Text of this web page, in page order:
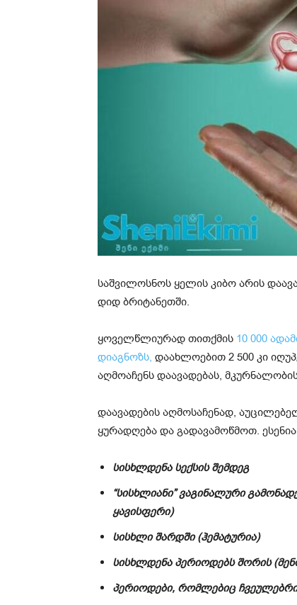
საშვილოსნოს ყელის კიბო არის
დიდ ბრიტანეთში.
ყოველწლიურად თითქმის 10 000
დიაგნოზს, დაახლოებით 2 500 კი
აღმოაჩენს დაავადებას,
დაავადების აღმოსაჩენად,
ყურადღება და გადავამოწმოთ.
სისხლდენა სექსის შემდეგ
“სისხლიანი” ვაგინალური
ყავისფერი)
სისხლი შარდში (ჰემატურია)
სისხლდენა პერიოდებს შორის
პერიოდები, რომლებიც